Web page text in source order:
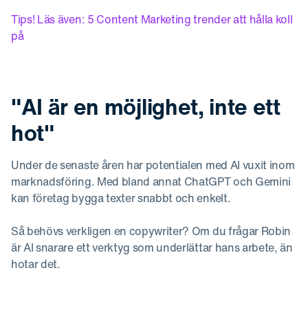
Tips! Läs även: 5 Content Marketing trender att hålla koll
på
"AI är en möjlighet, inte ett
hot"
Under de senaste åren har potentialen med AI vuxit inom
marknadsföring. Med bland annat ChatGPT och Gemini
kan företag bygga texter snabbt och enkelt.
Så behövs verkligen en copywriter? Om du frågar Robin
är AI snarare ett verktyg som underlättar hans arbete, än
hotar det.